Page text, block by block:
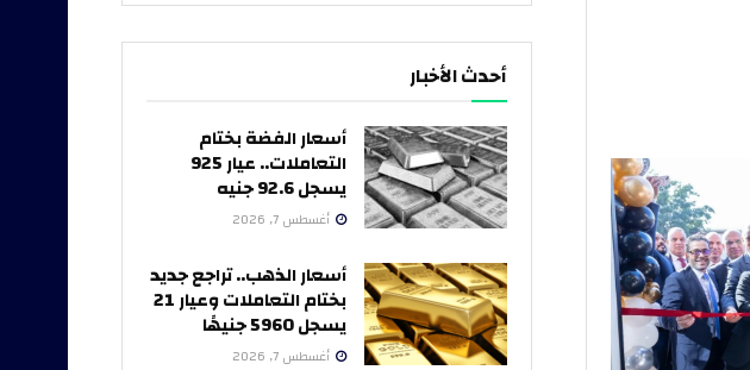
أحدث الأخبار
أسعار الفضة بختام
التعاملات.. عيار 925
يسجل 92.6 جنيه
أغسطس 7, 2026
أسعار الذهب.. تراجع جديد
بختام التعاملات وعيار 21
يسجل 5960 جنيهًا
أغسطس 7, 2026